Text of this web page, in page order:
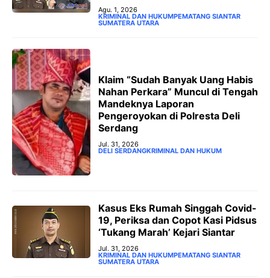
Agu. 1, 2026
KRIMINAL DAN HUKUMPEMATANG SIANTAR
SUMATERA UTARA
Klaim “Sudah Banyak Uang Habis
Nahan Perkara” Muncul di Tengah
Mandeknya Laporan
Pengeroyokan di Polresta Deli
Serdang
Jul. 31, 2026
DELI SERDANGKRIMINAL DAN HUKUM
Kasus Eks Rumah Singgah Covid-
19, Periksa dan Copot Kasi Pidsus
‘Tukang Marah’ Kejari Siantar
Jul. 31, 2026
KRIMINAL DAN HUKUMPEMATANG SIANTAR
SUMATERA UTARA